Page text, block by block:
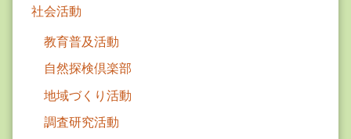
シ社会活動
教育普及活動
自然探検倶楽部
地域づくり活動
調査研究活動